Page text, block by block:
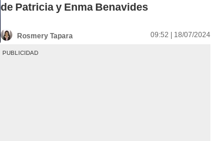
de Patricia y Enma Benavides
Rosmery Tapara 09:52 | 18/07/2024